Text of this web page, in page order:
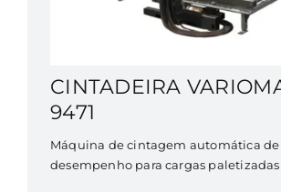
CINTADEIRA
9471
Máquina de cintagem automática
desempenho para cargas